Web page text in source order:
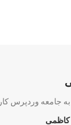
کاظمی